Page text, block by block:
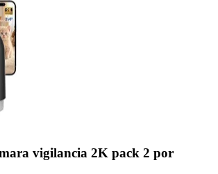
vigilancia 2K pack 2 por